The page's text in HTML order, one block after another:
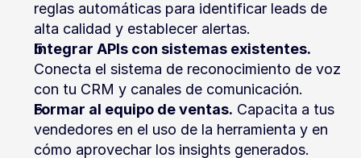
reglas automáticas para identificar leads de
alta calidad y establecer alertas.
Integrar APIs con sistemas existentes.
Conecta el sistema de reconocimiento de voz
con tu CRM y canales de comunicación.
Formar al equipo de ventas. Capacita a tus
vendedores en el uso de la herramienta y en
cómo aprovechar los insights generados.